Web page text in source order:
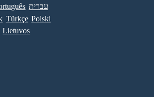
עברית
Türkçe Polski
Lietuvos